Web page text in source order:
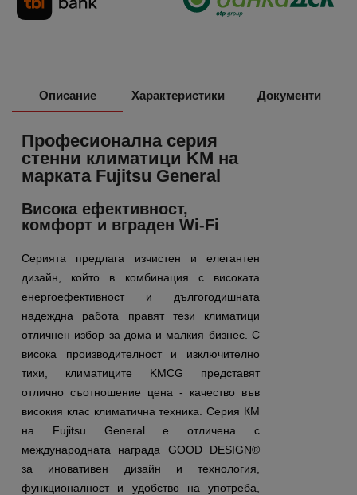
Описание Характеристики Документи
Професионална серия
стенни климатици KM на
марката Fujitsu General
Висока ефективност,
комфорт и вграден Wi-Fi
Серията предлага изчистен и елегантен
дизайн, който в комбинация с високата
енергоефективност и дългогодишната
надеждна работа правят тези климатици
отличнен избор за дома и малкия бизнес. С
висока производителност и изключително
тихи, климатиците KMCG представят
отлично съотношение цена - качество във
високия клас климатична техника. Серия КМ
нa Fujitsu General е отличена с
международната награда GOOD DESIGN®
за иновативен дизайн и технология,
функционалност и удобство на употреба,